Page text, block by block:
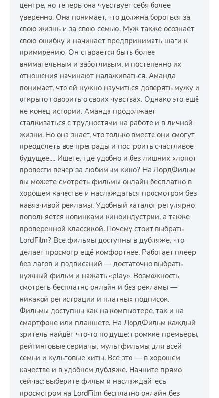
центре, но теперь она чувствует себя более
уверенно. Она понимает, что должна бороться за
свою жизнь и за свою семью. Муж также осознаёт
свою ошибку и начинает предпринимать шаги к
примирению. Он старается быть более
внимательным и заботливым, и постепенно их
отношения начинают налаживаться. Аманда
понимает, что ей нужно научиться доверять мужу и
открыто говорить о своих чувствах. Однако это ещё
не конец истории. Аманда продолжает
сталкиваться с трудностями на работе и в личной
жизни. Но она знает, что только вместе они смогут
преодолеть все преграды и построить счастливое
будущее.... Ищете, где удобно и без лишних хлопот
провести вечер за любимым кино? На ЛордФильм
вы можете смотреть фильмы онлайн бесплатно в
хорошем качестве и наслаждаться просмотром без
навязчивой рекламы. Удобный каталог регулярно
пополняется новинками киноиндустрии, а также
проверенной классикой. Почему стоит выбрать
LordFilm? Все фильмы доступны в дубляже, что
делает просмотр ещё комфортнее. Работает плеер
без лагов и подвисаний — достаточно выбрать
нужный фильм и нажать «play». Возможность
смотреть бесплатно онлайн и без рекламы —
никакой регистрации и платных подписок.
Фильмы доступны как на компьютере, так и на
смартфоне или планшете. На ЛордФильм каждый
зритель найдёт что-то по душе: громкие премьеры,
рейтинговые сериалы, мультфильмы для всей
семьи и культовые хиты. Всё это — в хорошем
качестве и в удобном дубляже. Начните прямо
сейчас: выберите фильм и наслаждайтесь
просмотром на LordFilm бесплатно онлайн без